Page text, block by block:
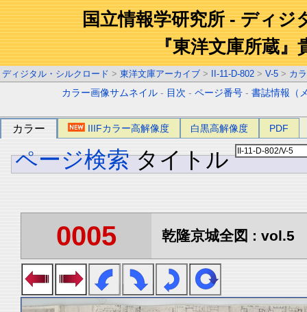
国立情報学研究所 - ディジ
『東洋文庫所蔵』
ディジタル・シルクロード > 東洋文庫アーカイブ > II-11-D-802 > V-5 > カ
カラー画像サムネイル - 目次 -ページ番号 -書誌情報（
カラー IIIFカラー高解像度 白黒高解像度 PDF
ページ検索 タイトル
0005 乾隆京城全図 : vol.5